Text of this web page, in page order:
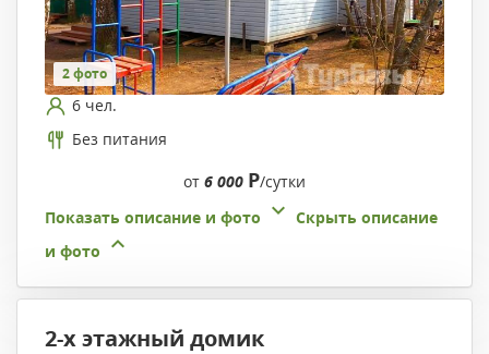
2 фото
6 чел.
Без питания
от 6 000 Р/сутки
Показать описание и фото
Скрыть описание
и фото
2-х этажный домик